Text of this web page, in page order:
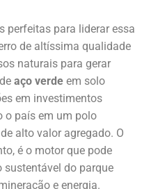
perfeitas para liderar essa
de altíssima qualidade
naturais para gerar
aço verde em solo
em investimentos
o país em um polo
alto valor agregado. O
é o motor que pode
sustentável do parque
e energia.